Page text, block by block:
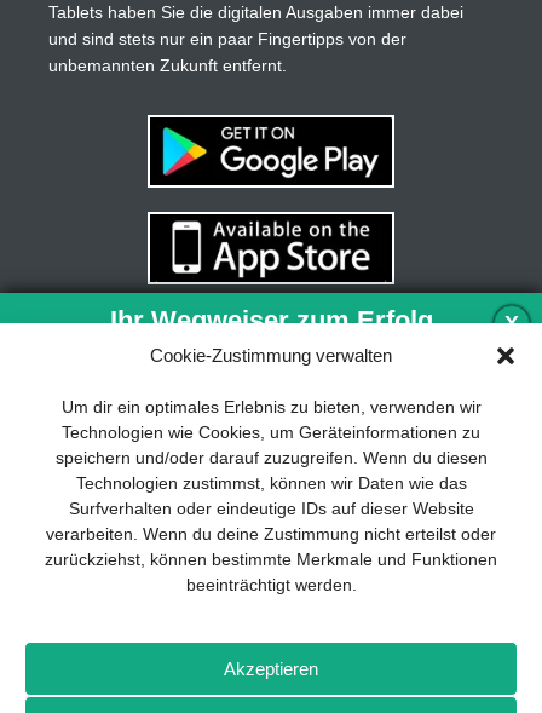
Cookie-Zustimmung verwalten
Um dir ein optimales Erlebnis zu bieten, verwenden wir
Technologien wie Cookies, um Geräteinformationen zu
speichern und/oder darauf zuzugreifen. Wenn du diesen
Technologien zustimmst, können wir Daten wie das
Surfverhalten oder eindeutige IDs auf dieser Website
verarbeiten. Wenn du deine Zustimmung nicht erteilst oder
zurückziehst, können bestimmte Merkmale und Funktionen
beeinträchtigt werden.
Akzeptieren
Tablets haben Sie die digitalen Ausgaben immer dabei
und sind stets nur ein paar Fingertipps von der
unbemannten Zukunft entfernt.
Impressum Datenschutz Kontakt Drones+
Magazin-
Mediadaten
X
Ihr Wegweiser zum Erfolg
nachhaltigen Geschäftsmodells sind für
jedes Unternehmen unverzichtbar. Das
Business Model Canvas hilft, sich dabei
auf das Wesentliche zu konzentrieren
und stets im Blick zu behalten, worauf es
wirklich ankommt.
Abonnieren Sie unseren kostenlosen
herunter: „Vom Produkt zum Business: